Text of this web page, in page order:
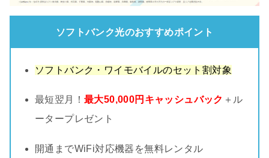
ソフトバンク光のおすすめポイント
ソフトバンク・ワイモバイルのセット割対象
最短翌月！ 最大50,000円キャッシュバック ＋ル
ータープレゼント
開通までWiFi対応機器を無料レンタル